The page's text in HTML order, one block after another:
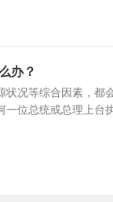
办？
况等综合因素，都
位总统或总理上台